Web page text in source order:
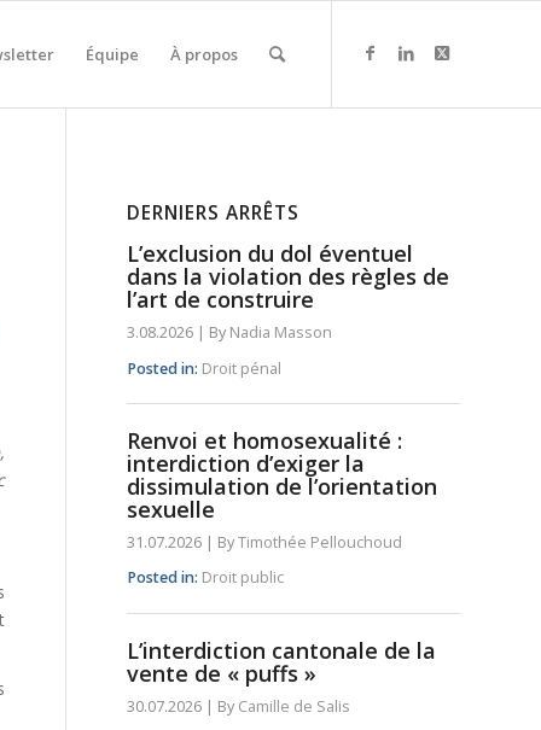
Équipe À propos
DERNIERS ARRÊTS
L’exclusion du dol éventuel
dans la violation des règles de
l’art de construire
3.08.2026 | By Nadia Masson
Posted in: Droit pénal
Renvoi et homosexualité :
interdiction d’exiger la
dissimulation de l’orientation
sexuelle
31.07.2026 | ByTimothée Pellouchoud
Posted in: Droit public
L’interdiction cantonale de la
vente de « puffs »
30.07.2026 | By Camille de Salis